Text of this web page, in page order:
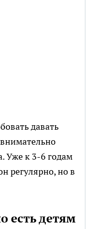
давать
Уже к 3-6 годам
регулярно, но в
есть детям